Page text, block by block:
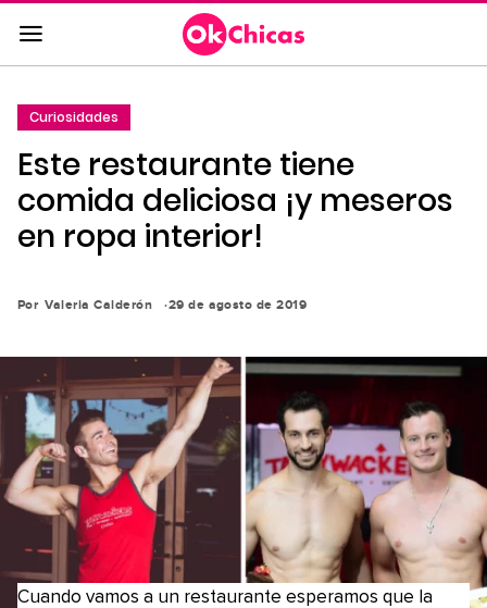
Saltar
al
contenido
a
la
navegación
principal
Curiosidades
Este restaurante tiene
comida deliciosa ¡y meseros
en ropa interior!
Por Valeria Calderón 29 de agosto de 2019
Cuando vamos a un restaurante esperamos que la